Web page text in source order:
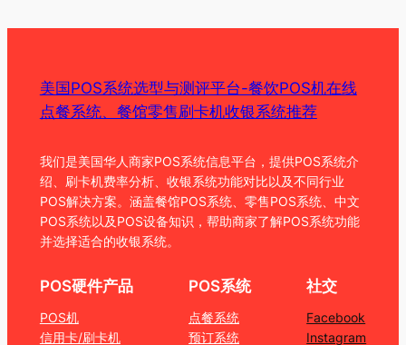
美国POS系统选型与测评平台-餐饮POS机在线
点餐系统、餐馆零售刷卡机收银系统推荐
我们是美国华人商家POS系统信息平台，提供POS系统介
绍、刷卡机费率分析、收银系统功能对比以及不同行业
POS解决方案。涵盖餐馆POS系统、零售POS系统、中文
POS系统以及POS设备知识，帮助商家了解POS系统功能
并选择适合的收银系统。
POS硬件产品
POS机
信用卡/刷卡机
POS系统
点餐系统
预订系统
社交
Facebook
Instagram